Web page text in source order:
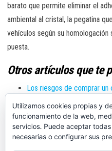
barato que permite eliminar el
ambiental al cristal, la pegatina
vehículos según su
puesta.
Otros artículos que te
Los riesgos de comprar
Del amor al odio, a la locura
La experiencia de cumplir
911
Utilizamos cookies propias y
funcionamiento de la web,
servicios. Puede aceptar
necesarias o configurar sus